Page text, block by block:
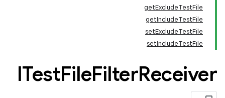
getExcludeTestFile
getIncludeTestFile
setExcludeTestFile
setIncludeTestFile
ITestFileFilterReceiver